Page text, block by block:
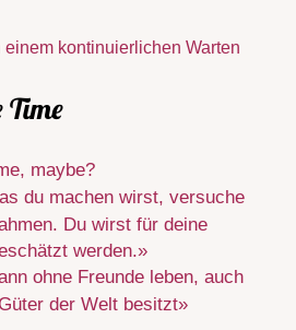
kontinuierlichen Warten
Time
maybe?
du machen wirst, versuche
Du wirst für deine
werden.»
ohne Freunde leben, auch
der Welt besitzt»